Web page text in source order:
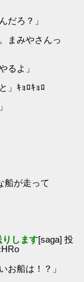
だろ？」
まみやさんっ
るよ」
」ｷｮﾛｷｮﾛ
船が走って
りします[saga] 投
お船は！？」